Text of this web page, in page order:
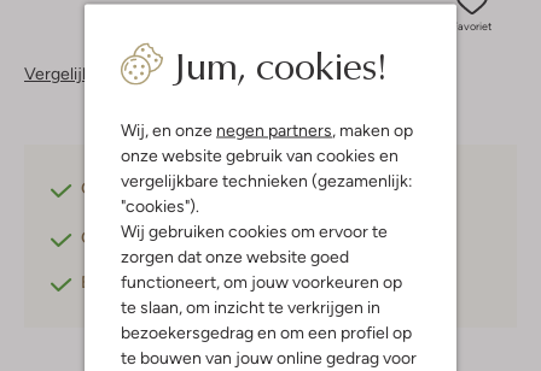
Jum, cookies!
Wij, en onze negen partners , maken op
onze website gebruik van cookies en
vergelijkbare technieken (gezamenlijk:
"cookies").
Wij gebruiken cookies om ervoor te
zorgen dat onze website goed
functioneert, om jouw voorkeuren op
te slaan, om inzicht te verkrijgen in
bezoekersgedrag en om een profiel op
te bouwen van jouw online gedrag voor
Favoriet
Vergelijkbare items
Gratis verzendingvanaf €75,-
Gratis retournerenbinnen 30 dagen*
Betaal achterafmet Klarna